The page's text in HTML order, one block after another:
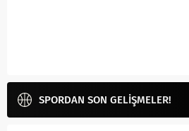
SPORDAN SON GELİŞMELER!